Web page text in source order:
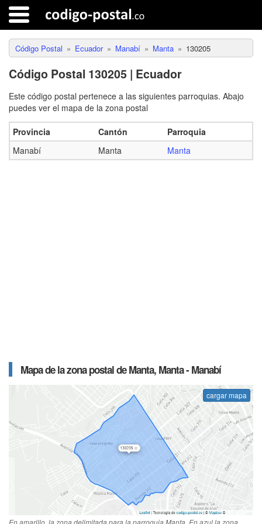
Código Postal Ecuador Manabí Manta 130205
Código Postal 130205 | Ecuador
Este código postal pertenece a las siguientes parroquias. Abajo
puedes ver el mapa de la zona postal
Provincia Cantón
Parroquia
Manabí
Manta Manta
Mapa de la zona postal de Manta, Manta - Manabí
cargar mapa